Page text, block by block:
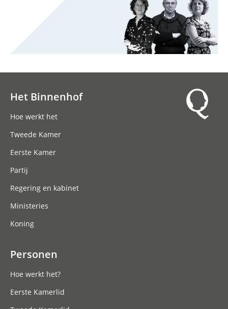
Het Binnenhof
Hoe werkt het
Tweede Kamer
Eerste Kamer
Partij
Regering en kabinet
Ministeries
Koning
Personen
Hoe werkt het?
Eerste Kamerlid